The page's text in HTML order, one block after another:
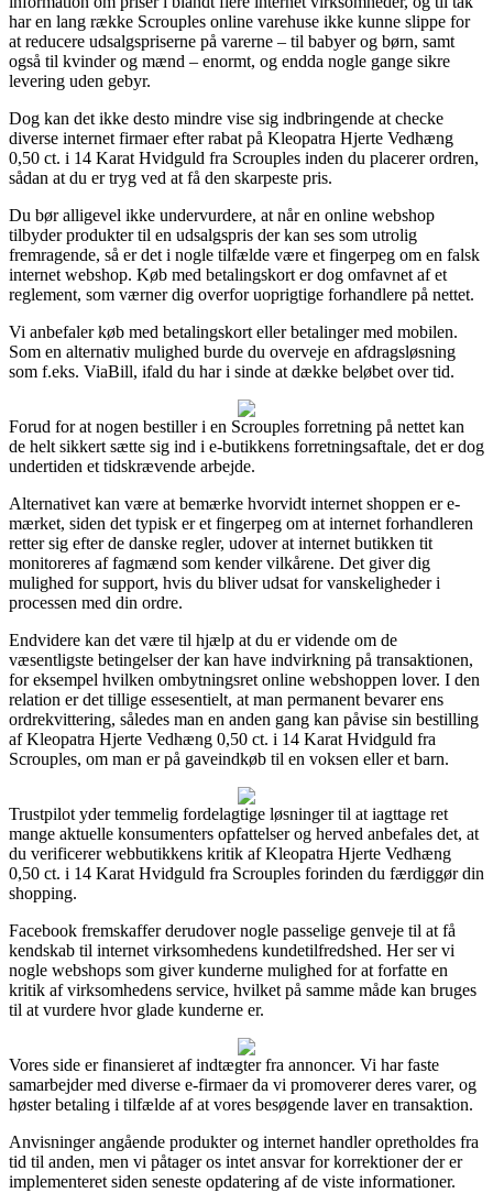
har en lang række Scrouples online varehuse ikke kunne slippe for
at reducere udsalgspriserne på varerne – til babyer og børn, samt
også til kvinder og mænd – enormt, og endda nogle gange sikre
levering uden gebyr.
Dog kan det ikke desto mindre vise sig indbringende at checke
diverse internet firmaer efter rabat på Kleopatra Hjerte Vedhæng
0,50 ct. i 14 Karat Hvidguld fra Scrouples inden du placerer ordren,
sådan at du er tryg ved at få den skarpeste pris.
Du bør alligevel ikke undervurdere, at når en online webshop
tilbyder produkter til en udsalgspris der kan ses som utrolig
fremragende, så er det i nogle tilfælde være et fingerpeg om en falsk
internet webshop. Køb med betalingskort er dog omfavnet af et
reglement, som værner dig overfor uoprigtige forhandlere på nettet.
Vi anbefaler køb med betalingskort eller betalinger med mobilen.
Som en alternativ mulighed burde du overveje en afdragsløsning
som f.eks. ViaBill, ifald du har i sinde at dække beløbet over tid.
Forud for at nogen bestiller i en Scrouples forretning på nettet kan
de helt sikkert sætte sig ind i e-butikkens forretningsaftale, det er dog
undertiden et tidskrævende arbejde.
Alternativet kan være at bemærke hvorvidt internet shoppen er e-
mærket, siden det typisk er et fingerpeg om at internet forhandleren
retter sig efter de danske regler, udover at internet butikken tit
monitoreres af fagmænd som kender vilkårene. Det giver dig
mulighed for support, hvis du bliver udsat for vanskeligheder i
processen med din ordre.
Endvidere kan det være til hjælp at du er vidende om de
væsentligste betingelser der kan have indvirkning på transaktionen,
for eksempel hvilken ombytningsret online webshoppen lover. I den
relation er det tillige essesentielt, at man permanent bevarer ens
ordrekvittering, således man en anden gang kan påvise sin bestilling
af Kleopatra Hjerte Vedhæng 0,50 ct. i 14 Karat Hvidguld fra
Scrouples, om man er på gaveindkøb til en voksen eller et barn.
Trustpilot yder temmelig fordelagtige løsninger til at iagttage ret
mange aktuelle konsumenters opfattelser og herved anbefales det, at
du verificerer webbutikkens kritik af Kleopatra Hjerte Vedhæng
0,50 ct. i 14 Karat Hvidguld fra Scrouples forinden du færdiggør din
shopping.
Facebook fremskaffer derudover nogle passelige genveje til at få
kendskab til internet virksomhedens kundetilfredshed. Her ser vi
nogle webshops som giver kunderne mulighed for at forfatte en
kritik af virksomhedens service, hvilket på samme måde kan bruges
til at vurdere hvor glade kunderne er.
Vores side er finansieret af indtægter fra annoncer. Vi har faste
samarbejder med diverse e-firmaer da vi promoverer deres varer, og
høster betaling i tilfælde af at vores besøgende laver en transaktion.
Anvisninger angående produkter og internet handler opretholdes fra
tid til anden, men vi påtager os intet ansvar for korrektioner der er
implementeret siden seneste opdatering af de viste informationer.